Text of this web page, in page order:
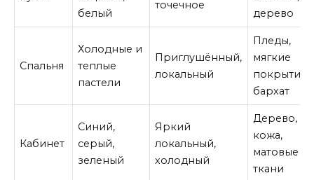
белый
точечное
дерево
Спальня
Холодные и
теплые
пастели
Приглушённый,
локальный
Пледы,
мягкие
покрытия,
бархат
Кабинет
Синий,
серый,
зеленый
Яркий
локальный,
холодный
Дерево,
кожа,
матовые
ткани